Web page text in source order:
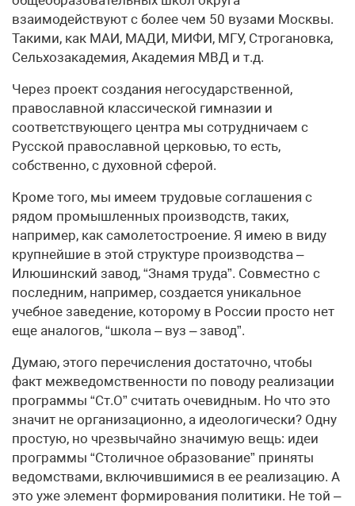
взаимодействуют с более чем 50 вузами Москвы.
Такими, как МАИ, МАДИ, МИФИ, МГУ, Строгановка,
Сельхозакадемия, Академия МВД и т.д.
Через проект создания негосударственной,
православной классической гимназии и
соответствующего центра мы сотрудничаем с
Русской православной церковью, то есть,
собственно, с духовной сферой.
Кроме того, мы имеем трудовые соглашения с
рядом промышленных производств, таких,
например, как самолетостроение. Я имею в виду
крупнейшие в этой структуре производства –
Илюшинский завод, “Знамя труда”. Совместно с
последним, например, создается уникальное
учебное заведение, которому в России просто нет
еще аналогов, “школа – вуз – завод”.
Думаю, этого перечисления достаточно, чтобы
факт межведомственности по поводу реализации
программы “Ст.О” считать очевидным. Но что это
значит не организационно, а идеологически? Одну
простую, но чрезвычайно значимую вещь: идеи
программы “Столичное образование” приняты
ведомствами, включившимися в ее реализацию. А
это уже элемент формирования политики. Не той –